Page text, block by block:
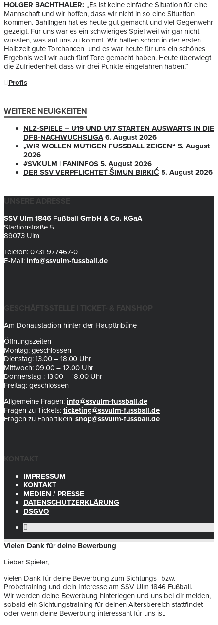
HOLGER BACHTHALER: „Es ist keine einfache Situation für eine
Mannschaft und wir hoffen, dass wir nicht in so eine Situation
kommen. Bahlingen hat es heute gut gemacht und viel Gegenwehr
gezeigt. Für uns war es ein schwieriges Spiel weil wir gar nicht
wussten, was auf uns zu kommt. Wir hatten schon in der ersten
Halbzeit gute Torchancen und es war heute für uns ein schönes
Ergebnis weil wir auch fünf Tore gemacht haben. Heute überwiegt
die Zufriedenheit dass wir drei Punkte eingefahren haben.“
Profis
WEITERE NEUIGKEITEN
NLZ-SPIELE – U19 UND U17 STARTEN AUSWÄRTS IN DIE
DFB-NACHWUCHSLIGA 6. August 2026
„WIR WOLLEN MUTIGEN FUSSBALL ZEIGEN“
5. August
2026
#SVKULM | FANINFOS 5. August 2026
DER SSV VERPFLICHTET ŠIMUN BIRKIĆ 5. August 2026
UNSERE ADRESSE
SSV Ulm 1846 Fußball GmbH & Co. KGaA
Stadionstraße 5
89073 Ulm
Telefon: 0731 977467-0
E-Mail: info@ssvulm-fussball.de
GESCHÄFTSSTELLE | TICKET- & FANSHOP
Am Donaustadion hinter der Haupttribüne
Öffnungszeiten
Montag: geschlossen
Dienstag: 13.00 – 18.00 Uhr
Mittwoch: 09.00 – 12.00 Uhr
Donnerstag : 13.00 – 18.00 Uhr
Freitag: geschlossen
Allgemeine Fragen: info@ssvulm-fussball.de
Fragen zu Tickets: ticketing@ssvulm-fussball.de
Fragen zu Fanartikeln: shop@ssvulm-fussball.de
KONTAKT
IMPRESSUM
KONTAKT
MEDIEN / PRESSE
DATENSCHUTZERKLÄRUNG
DSGVO
Vielen Dank für deine Bewerbung
Lieber Spieler,
vielen Dank für deine Bewerbung zum Sichtungs- bzw.
Probetraining und dein Interesse am SSV Ulm 1846 Fußball.
Wir werden deine Bewerbung hinterlegen und uns bei dir melden,
sobald ein Sichtungstraining für deinen Altersbereich stattfindet
oder wenn deine Bewerbung interessant für uns ist.